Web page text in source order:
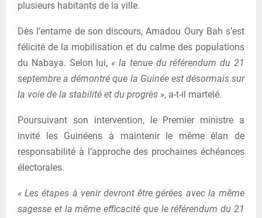
plusieurs habitants de la ville.
Dès l’entame de son discours, Amadou Oury Bah s’est
félicité de la mobilisation et du calme des populations
du Nabaya. Selon lui, « la tenue du référendum du 21
septembre a démontré que la Guinée est désormais sur
la voie de la stabilité et du progrès », a-t-il martelé.
Poursuivant son intervention, le Premier ministre a
invité les Guinéens à maintenir le même élan de
responsabilité à l’approche des prochaines échéances
électorales.
« Les étapes à venir devront être gérées avec la même
sagesse et la même efficacité que le référendum du 21